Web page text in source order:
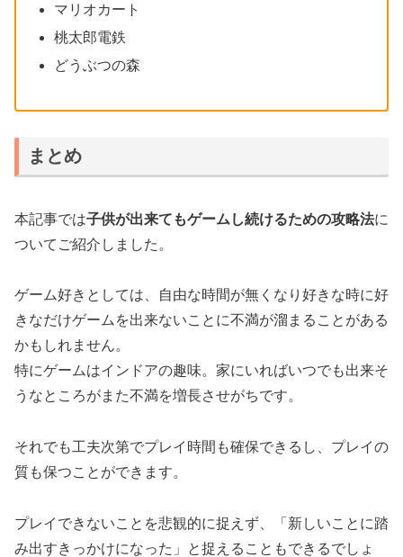
マリオカート
桃太郎電鉄
どうぶつの森
まとめ
本記事では子供が出来てもゲームし続けるための攻略法に
ついてご紹介しました。
ゲーム好きとしては、自由な時間が無くなり好きな時に好
きなだけゲームを出来ないことに不満が溜まることがある
かもしれません。
特にゲームはインドアの趣味。家にいればいつでも出来そ
うなところがまた不満を増長させがちです。
それでも工夫次第でプレイ時間も確保できるし、プレイの
質も保つことができます。
プレイできないことを悲観的に捉えず、「新しいことに踏
み出すきっかけになった」と捉えることもできるでしょ